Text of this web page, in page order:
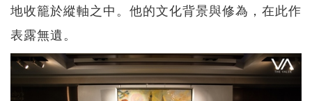
地收籠於縱軸之中。他的文化背景與修為，在此作
表露無遺。